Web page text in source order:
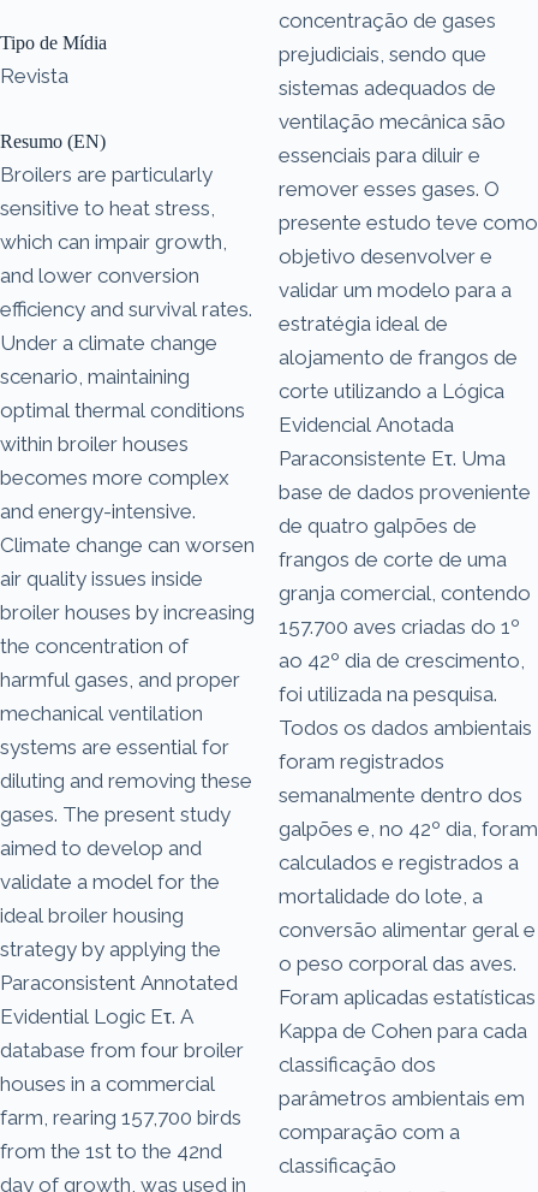
Tipo de Mídia
Revista
Resumo (EN)
Broilers are particularly
sensitive to heat stress,
which can impair growth,
and lower conversion
efficiency and survival rates.
Under a climate change
scenario, maintaining
optimal thermal conditions
within broiler houses
becomes more complex
and energy-intensive.
Climate change can worsen
air quality issues inside
broiler houses by increasing
the concentration of
harmful gases, and proper
mechanical ventilation
systems are essential for
diluting and removing these
gases. The present study
aimed to develop and
validate a model for the
ideal broiler housing
strategy by applying the
Paraconsistent Annotated
Evidential Logic Eτ. A
database from four broiler
houses in a commercial
farm, rearing 157,700 birds
from the 1st to the 42nd
day of growth, was used in
concentração de gases
prejudiciais, sendo que
sistemas adequados de
ventilação mecânica são
essenciais para diluir e
remover esses gases. O
presente estudo teve como
objetivo desenvolver e
validar um modelo para a
estratégia ideal de
alojamento de frangos de
corte utilizando a Lógica
Evidencial Anotada
Paraconsistente Eτ. Uma
base de dados proveniente
de quatro galpões de
frangos de corte de uma
granja comercial, contendo
157.700 aves criadas do 1º
ao 42º dia de crescimento,
foi utilizada na pesquisa.
Todos os dados ambientais
foram registrados
semanalmente dentro dos
galpões e, no 42º dia, foram
calculados e registrados a
mortalidade do lote, a
conversão alimentar geral e
o peso corporal das aves.
Foram aplicadas estatísticas
Kappa de Cohen para cada
classificação dos
parâmetros ambientais em
comparação com a
classificação